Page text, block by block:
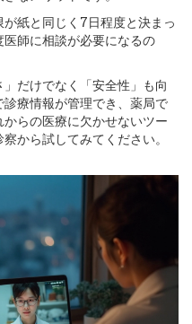
紙と同じく7日程度と決まっ
師に相談が必要になるの
だけでなく「安全性」も向
療情報が管理でき、薬局で
らの医療に欠かせないツー
から試してみてください。